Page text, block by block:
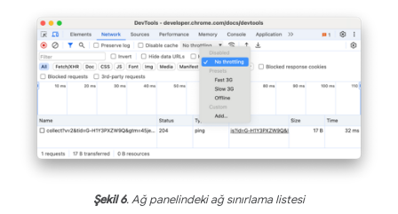
Şekil 6. Ağ panelindeki ağ sınırlama listesi